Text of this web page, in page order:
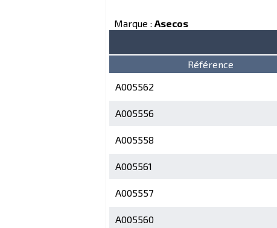
Marque : Asecos
Référence
A005562
A005556
A005558
A005561
A005557
A005560